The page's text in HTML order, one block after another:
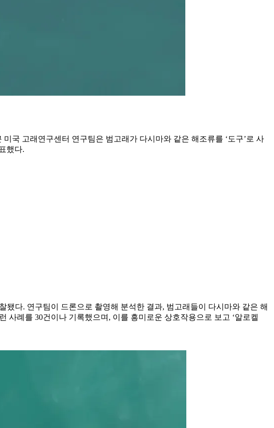
국 고래연구센터 연구팀은 범고래가 다시마와 같은 해조류를 ‘도구’로 사
했다.
다. 연구팀이 드론으로 촬영해 분석한 결과, 범고래들이 다시마와 같은 해
사례를 30건이나 기록했으며, 이를 흥미로운 상호작용으로 보고 ‘알로켈